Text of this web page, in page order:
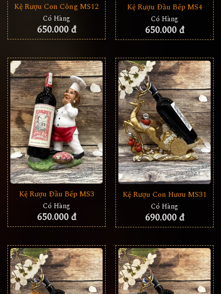
Kệ Rượu Con Công MS12
Có Hàng
650.000 đ
Kệ Rượu Đầu Bếp MS4
Có Hàng
650.000 đ
Kệ Rượu Đầu Bếp MS3
Có Hàng
650.000 đ
Kệ Rượu Con Hươu MS31
Có Hàng
690.000 đ